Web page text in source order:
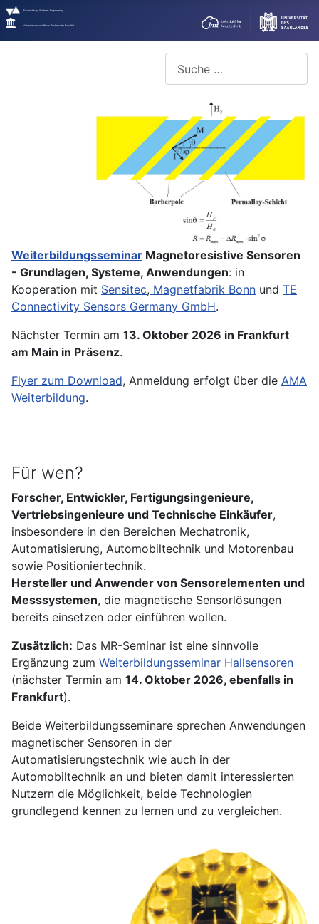
Fachrichtung Systems Engineering
Naturwissenschaftlich-Technische Fakultät
Weiterbildungsseminar Magnetoresistive Sensoren
- Grundlagen, Systeme, Anwendungen: in
Kooperation mit Sensitec, Magnetfabrik Bonn und TE
Connectivity Sensors Germany GmbH.
Nächster Termin am 13. Oktober 2026 in Frankfurt
am Main in Präsenz.
Flyer zum Download, Anmeldung erfolgt über die AMA
Weiterbildung.
Für wen?
Forscher, Entwickler, Fertigungsingenieure,
Vertriebsingenieure und Technische Einkäufer,
insbesondere in den Bereichen Mechatronik,
Automatisierung, Automobiltechnik und Motorenbau
sowie Positioniertechnik.
Hersteller und Anwender von Sensorelementen und
Messsystemen, die magnetische Sensorlösungen
bereits einsetzen oder einführen wollen.
Zusätzlich: Das MR-Seminar ist eine sinnvolle
Ergänzung zum Weiterbildungsseminar Hallsensoren
(nächster Termin am 14. Oktober 2026, ebenfalls in
Frankfurt).
Beide Weiterbildungsseminare sprechen Anwendungen
magnetischer Sensoren in der
Automatisierungstechnik wie auch in der
Automobiltechnik an und bieten damit interessierten
Nutzern die Möglichkeit, beide Technologien
grundlegend kennen zu lernen und zu vergleichen.